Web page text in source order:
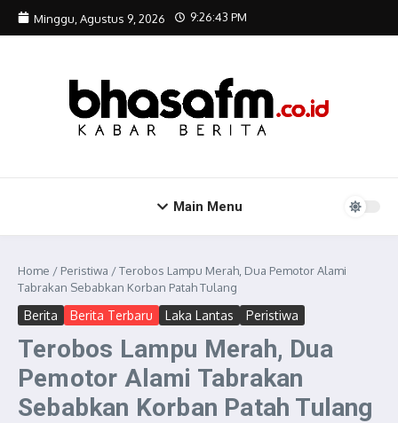
Lewati ke konten
Minggu, Agustus 9, 2026 9:26:44 PM
Main Menu
Home / Peristiwa /Terobos Lampu Merah, Dua Pemotor Alami
Tabrakan Sebabkan Korban Patah Tulang
Berita Berita Terbaru Laka Lantas Peristiwa
Terobos Lampu Merah, Dua
Pemotor Alami Tabrakan
Sebabkan Korban Patah Tulang